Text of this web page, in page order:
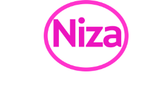
CONDICIONES